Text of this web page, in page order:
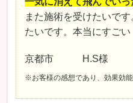
また施術を受けたいで
たいです。本当にすごい
京都市 H.S様
※お客様の感想であり、効果効